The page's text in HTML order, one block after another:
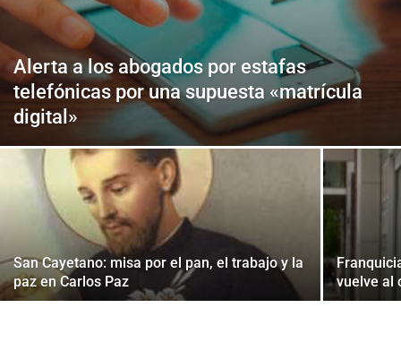
Alerta a los abogados por estafas
telefónicas por una supuesta «matrícula
digital»
San Cayetano: misa por el pan, el trabajo y la
paz en Carlos Paz
vuelve al